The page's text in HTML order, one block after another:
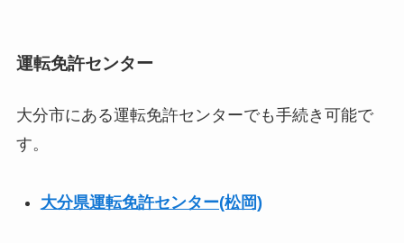
運転免許センター
大分市にある運転免許センターでも手続き可能で
す。
大分県運転免許センター(松岡)